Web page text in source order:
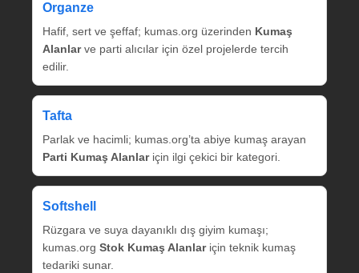
Organze
Hafif, sert ve şeffaf; kumas.org üzerinden Kumaş
Alanlarve parti alıcılar için özel projelerde tercih
edilir.
Tafta
Parlak ve hacimli; kumas.org’ta abiye kumaş arayan
Parti Kumaş Alanlariçin ilgi çekici bir kategori.
Softshell
Rüzgara ve suya dayanıklı dış giyim kumaşı;
kumas.org Stok Kumaş Alanlariçin teknik kumaş
tedariki sunar.